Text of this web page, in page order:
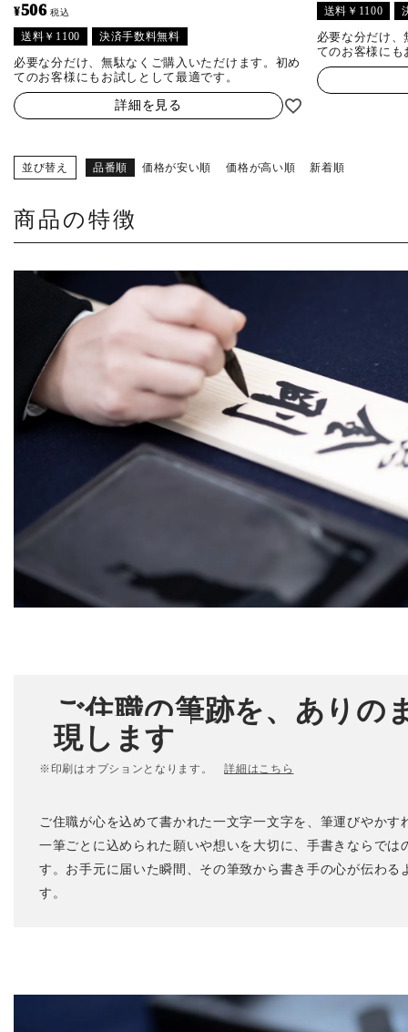
¥506 税込
送料￥1100 決済手数料無料
必要な分だけ、無駄なくご購入いただけます。初め
てのお客様にもお試しとして最適です。
詳細を見る
送料￥1100
必要な分だけ
てのお客様に
並び替え 品番順 価格が安い順 価格が高い順 新着順
商品の特徴
ご住職の筆跡を、ありの
現します
※印刷はオプションとなります。詳細はこちら
ご住職が心を込めて書かれた一文字一文字を、筆運びやか
一筆ごとに込められた願いや想いを大切に、手書きならで
す。お手元に届いた瞬間、その筆致から書き手の心が伝わ
す。